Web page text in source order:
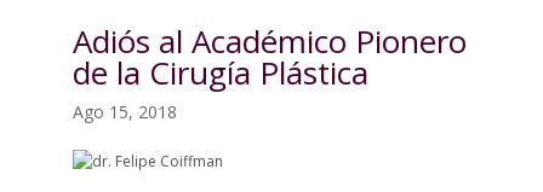
Adiós al Académico Pionero
de la Cirugía Plástica
Ago 15, 2018